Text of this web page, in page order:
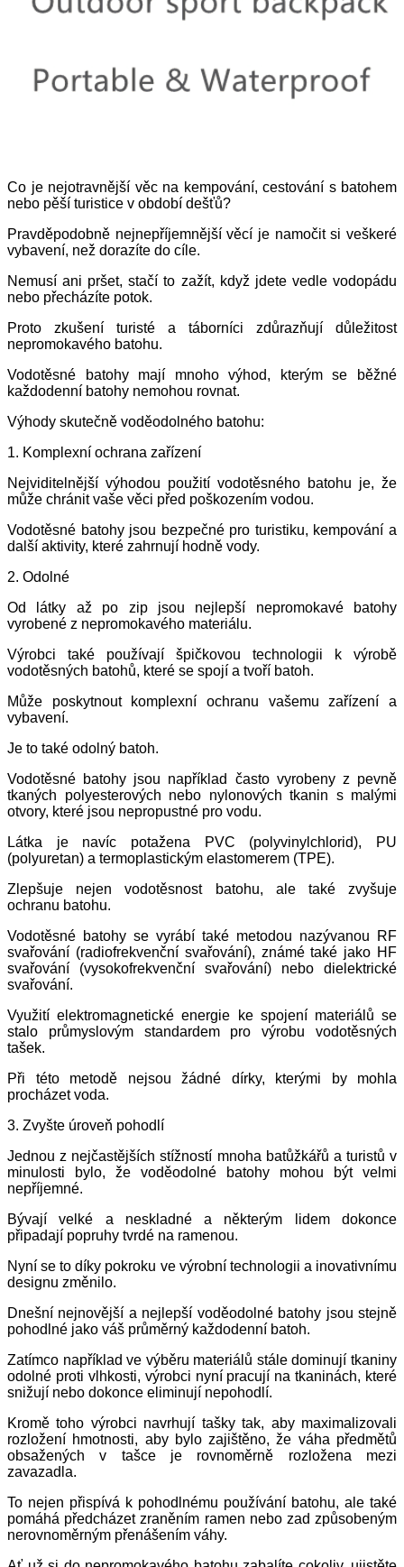
Co je nejotravnější věc na kempování, cestování s batohem
nebo pěší turistice v období dešťů?
Pravděpodobně nejnepříjemnější věcí je namočit si veškeré
vybavení, než dorazíte do cíle.
Nemusí ani pršet, stačí to zažít, když jdete vedle vodopádu
nebo přecházíte potok.
Proto zkušení turisté a táborníci zdůrazňují důležitost
nepromokavého batohu.
Vodotěsné batohy mají mnoho výhod, kterým se běžné
každodenní batohy nemohou rovnat.
Výhody skutečně voděodolného batohu:
1. Komplexní ochrana zařízení
Nejviditelnější výhodou použití vodotěsného batohu je, že
může chránit vaše věci před poškozením vodou.
Vodotěsné batohy jsou bezpečné pro turistiku, kempování a
další aktivity, které zahrnují hodně vody.
2. Odolné
Od látky až po zip jsou nejlepší nepromokavé batohy
vyrobené z nepromokavého materiálu.
Výrobci také používají špičkovou technologii k výrobě
vodotěsných batohů, které se spojí a tvoří batoh.
Může poskytnout komplexní ochranu vašemu zařízení a
vybavení.
Je to také odolný batoh.
Vodotěsné batohy jsou například často vyrobeny z pevně
tkaných polyesterových nebo nylonových tkanin s malými
otvory, které jsou nepropustné pro vodu.
Látka je navíc potažena PVC (polyvinylchlorid), PU
(polyuretan) a termoplastickým elastomerem (TPE).
Zlepšuje nejen vodotěsnost batohu, ale také zvyšuje
ochranu batohu.
Vodotěsné batohy se vyrábí také metodou nazývanou RF
svařování (radiofrekvenční svařování), známé také jako HF
svařování (vysokofrekvenční svařování) nebo dielektrické
svařování.
Využití elektromagnetické energie ke spojení materiálů se
stalo průmyslovým standardem pro výrobu vodotěsných
tašek.
Při této metodě nejsou žádné dírky, kterými by mohla
procházet voda.
3. Zvyšte úroveň pohodlí
Jednou z nejčastějších stížností mnoha batůžkářů a turistů v
minulosti bylo, že voděodolné batohy mohou být velmi
nepříjemné.
Bývají velké a neskladné a některým lidem dokonce
připadají popruhy tvrdé na ramenou.
Nyní se to díky pokroku ve výrobní technologii a inovativnímu
designu změnilo.
Dnešní nejnovější a nejlepší voděodolné batohy jsou stejně
pohodlné jako váš průměrný každodenní batoh.
Zatímco například ve výběru materiálů stále dominují tkaniny
odolné proti vlhkosti, výrobci nyní pracují na tkaninách, které
snižují nebo dokonce eliminují nepohodlí.
Kromě toho výrobci navrhují tašky tak, aby maximalizovali
rozložení hmotnosti, aby bylo zajištěno, že váha předmětů
obsažených v tašce je rovnoměrně rozložena mezi
zavazadla.
To nejen přispívá k pohodlnému používání batohu, ale také
pomáhá předcházet zraněním ramen nebo zad způsobeným
nerovnoměrným přenášením váhy.